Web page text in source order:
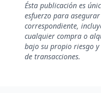
Ésta publicación es
esfuerzo para
correspondiente,
cualquier compra o
bajo su propio riesgo
de transacciones.